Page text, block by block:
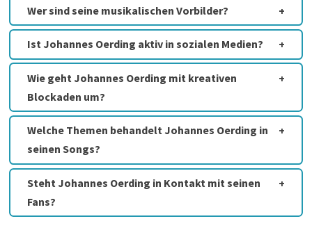
Wer sind seine musikalischen Vorbilder?
Ist Johannes Oerding aktiv in sozialen Medien?
Wie geht Johannes Oerding mit kreativen
Blockaden um?
Welche Themen behandelt Johannes Oerding in
seinen Songs?
Steht Johannes Oerding in Kontakt mit seinen
Fans?